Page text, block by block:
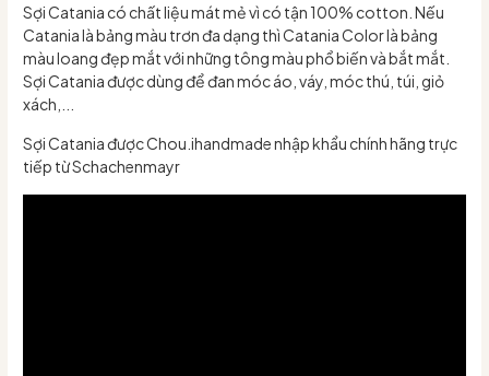
Sợi Catania có chất liệu mát mẻ vì có tận 100% cotton. Nếu
Catania là bảng màu trơn đa dạng thì Catania Color là bảng
màu loang đẹp mắt với những tông màu phổ biến và bắt mắt.
Sợi Catania được dùng để đan móc áo, váy, móc thú, túi, giỏ
xách,...
Sợi Catania được Chou.ihandmade nhập khẩu chính hãng trực
tiếp từ Schachenmayr